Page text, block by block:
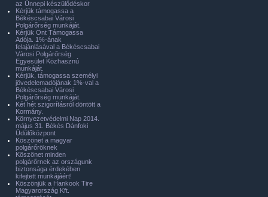
az Ünnepi készülődéskor
Kérjük támogassa a
Békéscsabai Városi
Polgárőrség munkáját.
Kérjük Önt Támogassa
Adója. 1%-ának
felajánlásával a Békéscsabai
Városi Polgárőrség
Egyesület Közhasznú
munkáját.
Kérjük, támogassa személyi
jövedelemadójának 1%-val a
Békéscsabai Városi
Polgárőrség munkáját.
Két hét szigorításról döntött a
Kormány.
Környezetvédelmi Nap 2014.
május 31. Békés Dánfoki
Üdülőközpont
Köszönet a magyar
polgárőröknek
Köszönet minden
polgárőrnek az országunk
biztonsága érdekében
kifejtett munkájáért!
Köszönjük a Hankook Tire
Magyarország Kft.